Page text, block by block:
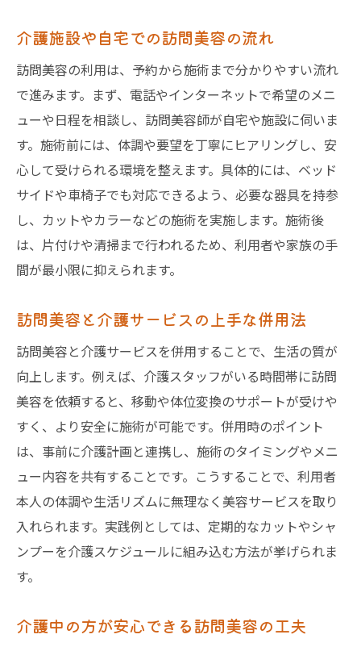
介護施設や自宅での訪問美容の流れ
訪問美容の利用は、予約から施術まで分かりやすい流れ
で進みます。まず、電話やインターネットで希望のメニ
ューや日程を相談し、訪問美容師が自宅や施設に伺いま
す。施術前には、体調や要望を丁寧にヒアリングし、安
心して受けられる環境を整えます。具体的には、ベッド
サイドや車椅子でも対応できるよう、必要な器具を持参
し、カットやカラーなどの施術を実施します。施術後
は、片付けや清掃まで行われるため、利用者や家族の手
間が最小限に抑えられます。
訪問美容と介護サービスの上手な併用法
訪問美容と介護サービスを併用することで、生活の質が
向上します。例えば、介護スタッフがいる時間帯に訪問
美容を依頼すると、移動や体位変換のサポートが受けや
すく、より安全に施術が可能です。併用時のポイント
は、事前に介護計画と連携し、施術のタイミングやメニ
ュー内容を共有することです。こうすることで、利用者
本人の体調や生活リズムに無理なく美容サービスを取り
入れられます。実践例としては、定期的なカットやシャ
ンプーを介護スケジュールに組み込む方法が挙げられま
す。
介護中の方が安心できる訪問美容の工夫